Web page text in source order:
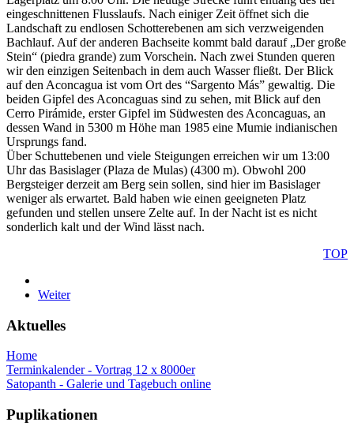
eingeschnittenen Flusslaufs. Nach einiger Zeit öffnet sich die
Landschaft zu endlosen Schotterebenen am sich verzweigenden
Bachlauf. Auf der anderen Bachseite kommt bald darauf „Der große
Stein“ (piedra grande) zum Vorschein. Nach zwei Stunden queren
wir den einzigen Seitenbach in dem auch Wasser fließt. Der Blick
auf den Aconcagua ist vom Ort des “Sargento Más” gewaltig. Die
beiden Gipfel des Aconcaguas sind zu sehen, mit Blick auf den
Cerro Pirámide, erster Gipfel im Südwesten des Aconcaguas, an
dessen Wand in 5300 m Höhe man 1985 eine Mumie indianischen
Ursprungs fand.
Über Schuttebenen und viele Steigungen erreichen wir um 13:00
Uhr das Basislager (Plaza de Mulas) (4300 m). Obwohl 200
Bergsteiger derzeit am Berg sein sollen, sind hier im Basislager
weniger als erwartet. Bald haben wie einen geeigneten Platz
gefunden und stellen unsere Zelte auf. In der Nacht ist es nicht
sonderlich kalt und der Wind lässt nach.
TOP
Weiter
Aktuelles
Home
Terminkalender - Vortrag 12 x 8000er
Satopanth - Galerie und Tagebuch online
Puplikationen